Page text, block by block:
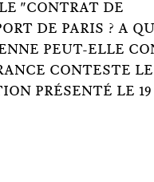
"CONTRAT DE
DE PARIS ? A
PEUT-ELLE
CONTESTE LE
PRÉSENTÉ LE